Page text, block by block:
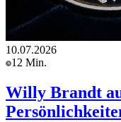
10.07.2026
12 Min.
Willy Brandt